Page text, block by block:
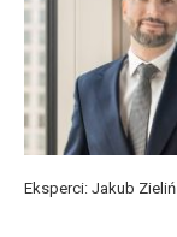
Eksperci: Jakub